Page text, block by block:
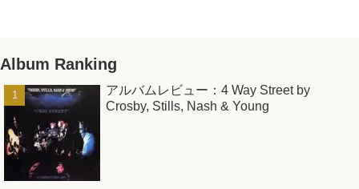
Album Ranking
アルバムレビュー：4 Way Street by
Crosby, Stills, Nash & Young